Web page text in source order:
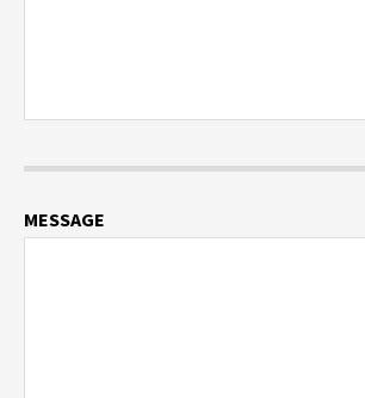
MESSAGE